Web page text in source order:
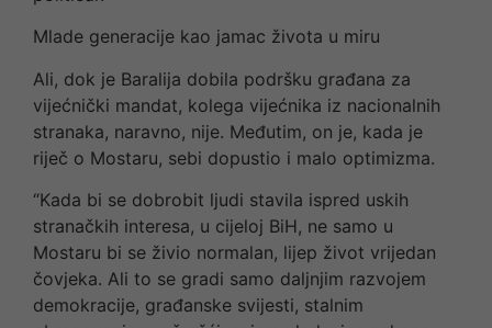
Mlade generacije kao jamac života u miru
Ali, dok je Baralija dobila podršku građana za
vijećnički mandat, kolega vijećnika iz nacionalnih
stranaka, naravno, nije. Međutim, on je, kada je
riječ o Mostaru, sebi dopustio i malo optimizma.
“Kada bi se dobrobit ljudi stavila ispred uskih
stranačkih interesa, u cijeloj BiH, ne samo u
Mostaru bi se živio normalan, lijep život vrijedan
čovjeka. Ali to se gradi samo daljnjim razvojem
demokracije, građanske svijesti, stalnim